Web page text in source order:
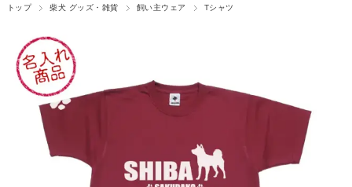
トップ 柴犬 グッズ・雑貨 飼い主ウェア Tシャツ